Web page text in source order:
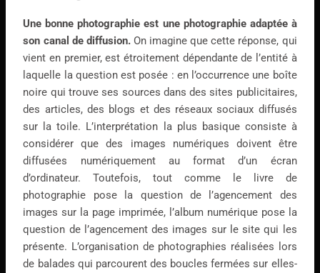
Une bonne photographie est une photographie adaptée à
son canal de diffusion.On imagine que cette réponse, qui
vient en premier, est étroitement dépendante de l’entité à
laquelle la question est posée : en l’occurrence une boîte
noire qui trouve ses sources dans des sites publicitaires,
des articles, des blogs et des réseaux sociaux diffusés
sur la toile. L’interprétation la plus basique consiste à
considérer que des images numériques doivent être
diffusées numériquement au format d’un écran
d’ordinateur. Toutefois, tout comme le livre de
photographie pose la question de l’agencement des
images sur la page imprimée, l’album numérique pose la
question de l’agencement des images sur le site qui les
présente. L’organisation de photographies réalisées lors
de balades qui parcourent des boucles fermées sur elles-